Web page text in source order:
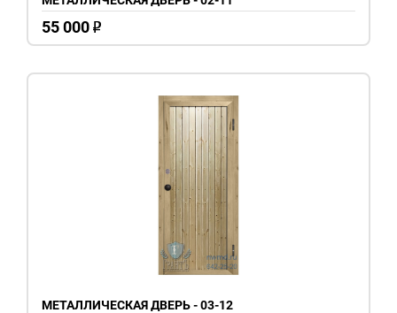
55 000 o
МЕТАЛЛИЧЕСКАЯ ДВЕРЬ - 03-12